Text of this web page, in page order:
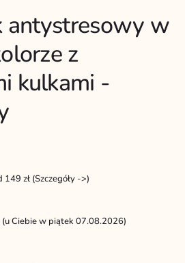
antystresowy w
z
kulkami -
149 zł (Szczegóły ->)
Ciebie w piątek 07.08.2026)